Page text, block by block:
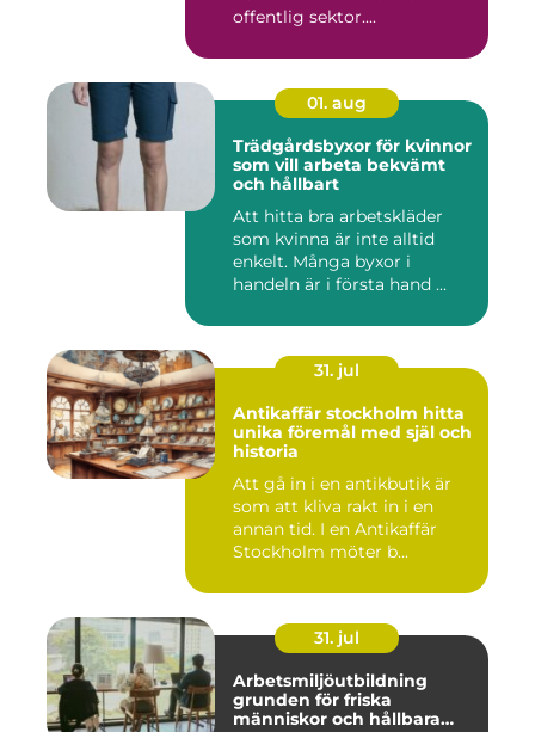
offentlig sektor....
01. aug
Trädgårdsbyxor för kvinnor
som vill arbeta bekvämt
och hållbart
Att hitta bra arbetskläder
som kvinna är inte alltid
enkelt. Många byxor i
handeln är i första hand ...
31. jul
Antikaffär stockholm hitta
unika föremål med själ och
historia
Att gå in i en antikbutik är
som att kliva rakt in i en
annan tid. I en Antikaffär
Stockholm möter b...
31. jul
Arbetsmiljöutbildning
grunden för friska
människor och hållbara